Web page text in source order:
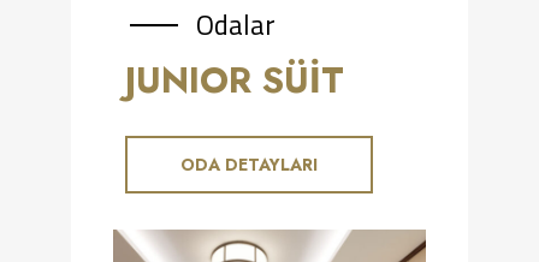
Odalar
JUNIOR SÜIT
ODA DETAYLARI